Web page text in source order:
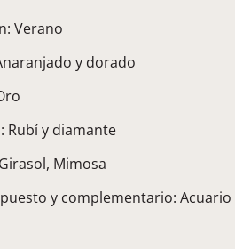
Verano
y dorado
Rubí y diamante
Mimosa
y complementario: Acuario